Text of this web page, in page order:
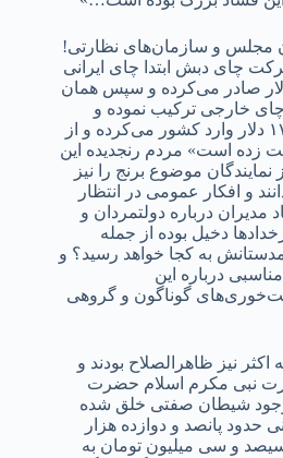
مجلس و سازمان‌های نظارتی!
چای دبش ابتدا چای ایرانی
صادر می‌کرده و سپس همان
خارجی ترکیب نموده و
مجدداً با قیمت هر کیلو ۱۶ تا ۱۷ دلار وارد کشور می‌کرده و از
زده است» مردم رنجدیده این
موضوع برنج را نیز
و افکار عمومی در انتظار
درباره دولتمردان و
دخیل بوده از جمله
به کجا خواهد رسید؟ و
درباره این
گوناگون و گروهی
نیز ظاهرالصلاح بودند و
نبی مکرم اسلام حضرت
شیطان صفتی خلق شده
۱۴۰۲ سال یعنی حدود پانصد و دوازده هزار
و سی میلیون تومان به